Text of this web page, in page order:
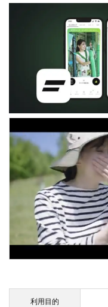
利用目的